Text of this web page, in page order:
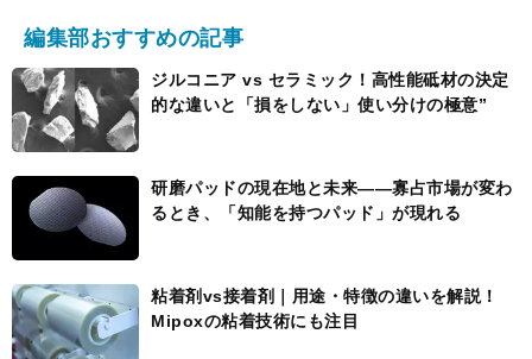
編集部おすすめの記事
ジルコニア vs セラミック！高性能砥材の決定
的な違いと「損をしない」使い分けの極意”
研磨パッドの現在地と未来――寡占市場が変わ
るとき、「知能を持つパッド」が現れる
粘着剤vs接着剤｜用途・特徴の違いを解説！
Mipoxの粘着技術にも注目